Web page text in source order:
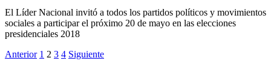
El Líder Nacional invitó a todos los partidos políticos y movimientos
sociales a participar el próximo 20 de mayo en las elecciones
presidenciales 2018
Anterior 1 2 3 4 Siguiente